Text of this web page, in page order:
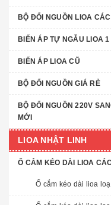
BỘ ĐỔI NGUỒN LIOA
BIẾN ÁP TỰ NGẪU LIOA
BIẾN ÁP LIOA CŨ
BỘ ĐỔI NGUỒN GIÁ RẺ
BỘ ĐỔI NGUỒN 220V
MỚI
LIOA NHẬT LINH
Ổ CẮM KÉO DÀI LIOA
Ổ cắm kéo dài lioa